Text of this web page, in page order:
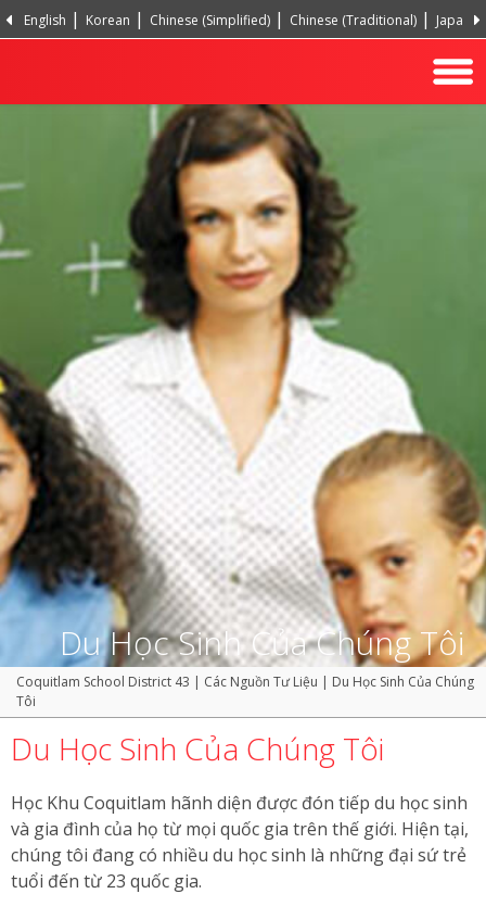
English Korean Chinese (Simplified) Chinese (Traditional)
Du Học Sinh Của Chúng Tôi
Coquitlam School District 43 | Các Nguồn Tư Liệu | Du Học Sinh Của Chúng
Tôi
Du Học Sinh Của Chúng Tôi
Học Khu Coquitlam hãnh diện được đón tiếp du học sinh
và gia đình của họ từ mọi quốc gia trên thế giới. Hiện tại,
chúng tôi đang có nhiều du học sinh là những đại sứ trẻ
tuổi đến từ 23 quốc gia.